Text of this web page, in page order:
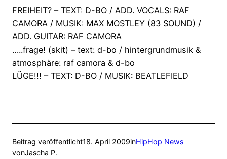
FREIHEIT? – TEXT: D-BO / ADD. VOCALS: RAF
CAMORA / MUSIK: MAX MOSTLEY (83 SOUND) /
ADD. GUITAR: RAF CAMORA
…..frage! (skit) – text: d-bo / hintergrundmusik &
atmosphäre: raf camora & d-bo
LÜGE!!! – TEXT: D-BO / MUSIK: BEATLEFIELD
Beitrag veröffentlicht18. April 2009inHipHop News
vonJascha P.